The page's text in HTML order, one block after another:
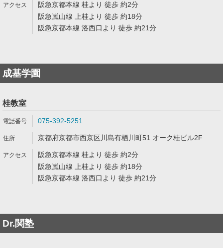
阪急京都本線 桂より 徒歩 約2分
阪急嵐山線 上桂より 徒歩 約18分
阪急京都本線 洛西口より 徒歩 約21分
成基学園
桂教室
075-392-5251
京都府京都市西京区川島有栖川町51 オーク桂ビル2F
阪急京都本線 桂より 徒歩 約2分
阪急嵐山線 上桂より 徒歩 約18分
阪急京都本線 洛西口より 徒歩 約21分
Dr.関塾